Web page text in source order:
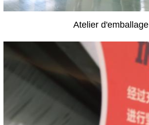
Atelier d'emballage